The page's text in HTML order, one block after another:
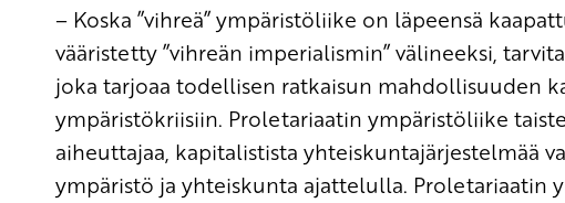
– Koska ”vihreä” ympäristöliike on läpeensä
vääristetty ”vihreän imperialismin” välineeksi,
joka tarjoaa todellisen ratkaisun mahdollisuuden
ympäristökriisiin. Proletariaatin ympäristöliike
aiheuttajaa, kapitalistista yhteiskuntajärjestelmää
ympäristö ja yhteiskunta ajattelulla. Proletariaatin